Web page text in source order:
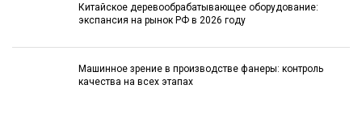
Китайское деревообрабатывающее оборудование:
экспансия на рынок РФ в 2026 году
Машинное зрение в производстве фанеры: контроль
качества на всех этапах